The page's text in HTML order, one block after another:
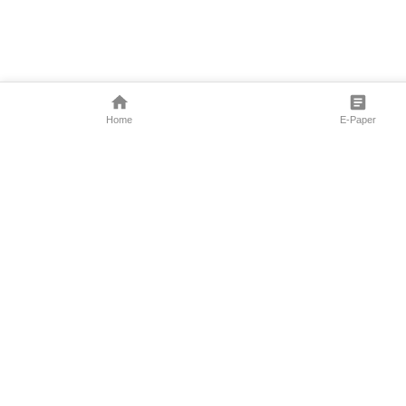
Home E-Paper